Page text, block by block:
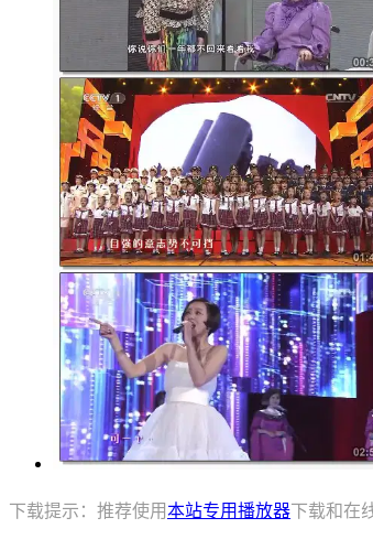
下载提示：推荐使用本站专用播放器下载和在